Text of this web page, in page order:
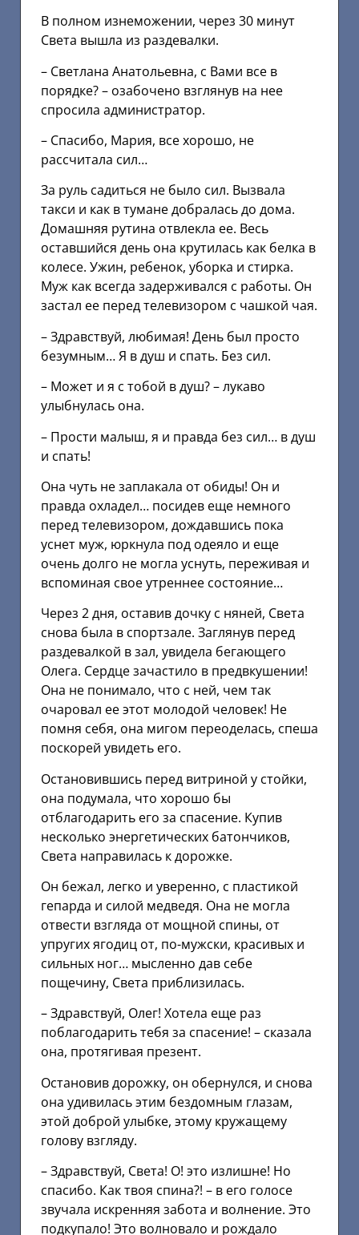
В полном изнеможении, через 30 минут
Света вышла из раздевалки.
– Светлана Анатольевна, с Вами все в
порядке? – озабочено взглянув на нее
спросила администратор.
– Спасибо, Мария, все хорошо, не
рассчитала сил…
За руль садиться не было сил. Вызвала
такси и как в тумане добралась до дома.
Домашняя рутина отвлекла ее. Весь
оставшийся день она крутилась как белка в
колесе. Ужин, ребенок, уборка и стирка.
Муж как всегда задерживался с работы. Он
застал ее перед телевизором с чашкой чая.
– Здравствуй, любимая! День был просто
безумным… Я в душ и спать. Без сил.
– Может и я с тобой в душ? – лукаво
улыбнулась она.
– Прости малыш, я и правда без сил… в душ
и спать!
Она чуть не заплакала от обиды! Он и
правда охладел… посидев еще немного
перед телевизором, дождавшись пока
уснет муж, юркнула под одеяло и еще
очень долго не могла уснуть, переживая и
вспоминая свое утреннее состояние…
Через 2 дня, оставив дочку с няней, Света
снова была в спортзале. Заглянув перед
раздевалкой в зал, увидела бегающего
Олега. Сердце зачастило в предвкушении!
Она не понимало, что с ней, чем так
очаровал ее этот молодой человек! Не
помня себя, она мигом переоделась, спеша
поскорей увидеть его.
Остановившись перед витриной у стойки,
она подумала, что хорошо бы
отблагодарить его за спасение. Купив
несколько энергетических батончиков,
Света направилась к дорожке.
Он бежал, легко и уверенно, с пластикой
гепарда и силой медведя. Она не могла
отвести взгляда от мощной спины, от
упругих ягодиц от, по-мужски, красивых и
сильных ног… мысленно дав себе
пощечину, Света приблизилась.
– Здравствуй, Олег! Хотела еще раз
поблагодарить тебя за спасение! – сказала
она, протягивая презент.
Остановив дорожку, он обернулся, и снова
она удивилась этим бездомным глазам,
этой доброй улыбке, этому кружащему
голову взгляду.
– Здравствуй, Света! О! это излишне! Но
спасибо. Как твоя спина?! – в его голосе
звучала искренняя забота и волнение. Это
подкупало! Это волновало и рождало